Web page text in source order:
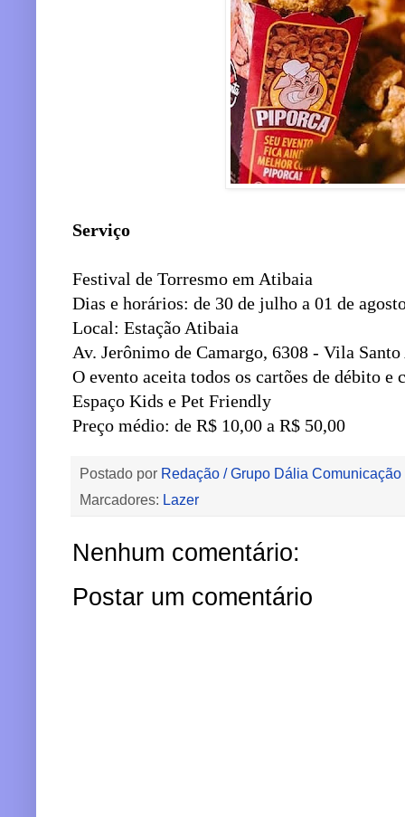
Serviço
Festival de Torresmo em Atibaia
Dias e horários: de 30 de julho a 01 de
Local: Estação Atibaia
Av. Jerônimo de Camargo, 6308 - Vila
O evento aceita todos os cartões de débito e
Espaço Kids e Pet Friendly
Preço médio: de R$ 10,00 a R$ 50,00
Postado por Redação / Grupo Dália Comunicação
Marcadores: Lazer
Nenhum comentário:
Postar um comentário